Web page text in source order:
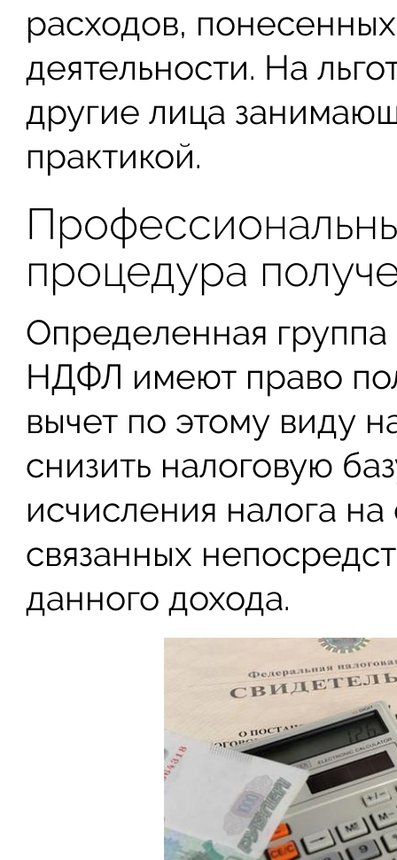
расходов,
деятельности. На
другие лица
практикой.
процедура
Определенная
НДФЛ имеют право
вычет по этому виду
снизить налоговую
исчисления налога
связанных
данного дохода.